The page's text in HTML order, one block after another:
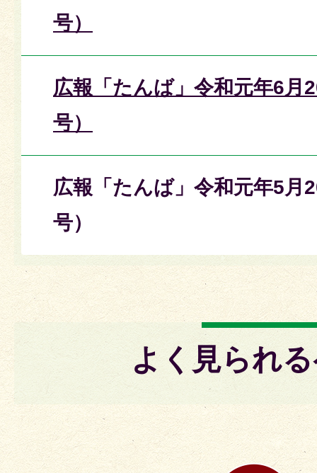
号）
広報「たんば」令和元年6月
号）
広報「たんば」令和元年5月
号）
よく見られ